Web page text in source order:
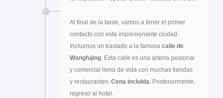
Al final de la tarde, vamos a tener el primer
contacto con esta impresionante ciudad.
Incluimos un traslado a la famosa calle de
Wangfujing. Esta calle es una arteria peatonal
y comercial llena de vida con muchas tiendas
y restaurantes. Cena incluida. Posteriormente,
regreso al hotel.